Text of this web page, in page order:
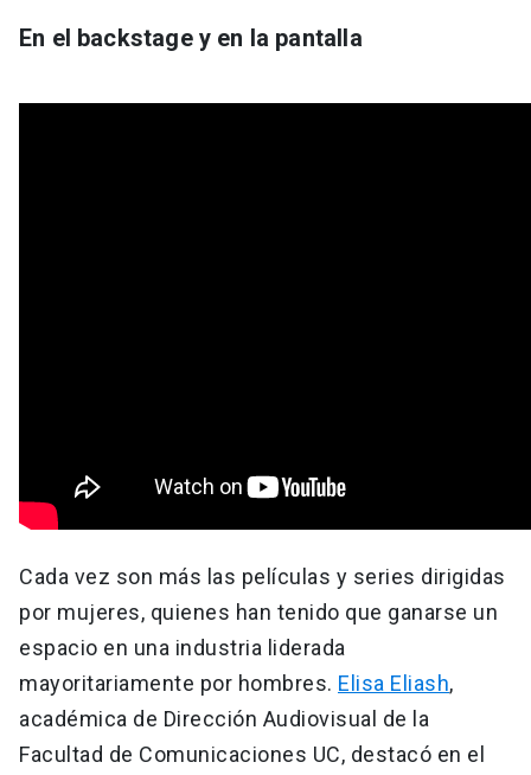
En el backstage y en la pantalla
Cada vez son más las películas y series dirigidas
por mujeres, quienes han tenido que ganarse un
espacio en una industria liderada
mayoritariamente por hombres. Elisa Eliash,
académica de Dirección Audiovisual de la
Facultad de Comunicaciones UC, destacó en el